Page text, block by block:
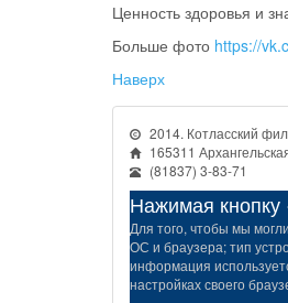
Ценность здоровья и
Больше фото https://
Наверх
2014. Котласский
165311
(81837) 3-83-71
Нажимая
Для того, чтобы мы
ОС и браузера; тип
информация
настройках своего